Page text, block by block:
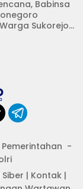
Babinsa
Sukorejo
Pemerintahan
| Kontak|